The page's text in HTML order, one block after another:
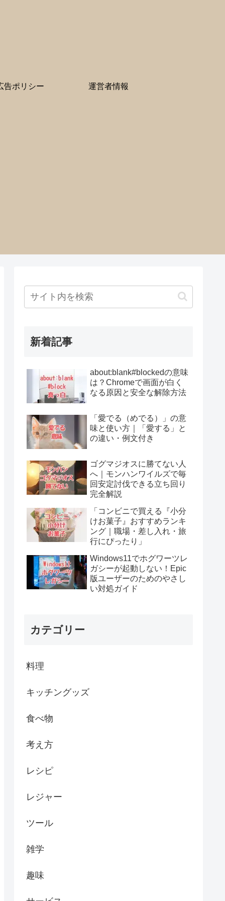
告ポリシー 運営者情報
新着記事
about:blank#blockedの意味
は？Chromeで画面が白く
なる原因と安全な解除方法
「愛でる（めでる）」の意
味と使い方｜「愛する」と
の違い・例文付き
ゴグマジオスに勝てない人
へ｜モンハンワイルズで毎
回安定討伐できる立ち回り
完全解説
「コンビニで買える『小分
けお菓子』おすすめランキ
ング｜職場・差し入れ・旅
行にぴったり」
Windows11でホグワーツレ
ガシーが起動しない！Epic
版ユーザーのためのやさし
い対処ガイド
カテゴリー
料理
キッチングッズ
食べ物
考え方
レシピ
レジャー
ツール
雑学
趣味